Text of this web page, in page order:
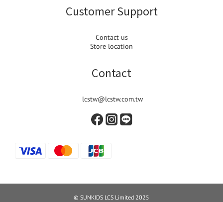
Customer Support
Contact us
Store location
Contact
lcstw@lcstw.com.tw
© SUNKIDS LCS Limited 2025